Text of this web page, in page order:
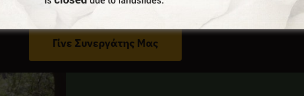
Έχεις Επιχείρηση Στο Δήμο Γορτυνίας;
Γίνε Συνεργάτης Μας